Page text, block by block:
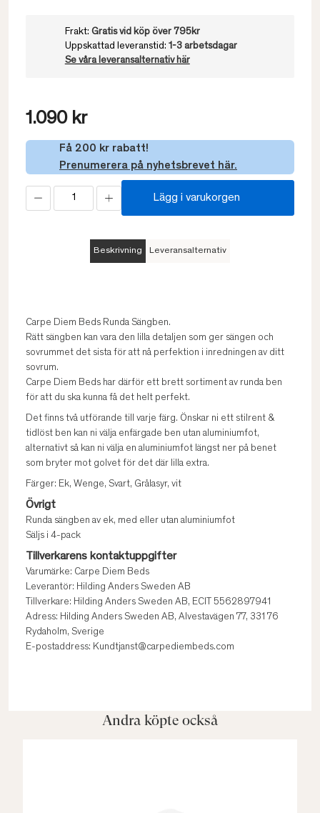
Frakt: Gratis vid köp över 795kr
Uppskattad leveranstid: 1-3 arbetsdagar
Se våra leveransalternativ här
1.090 kr
Få 200 kr rabatt!
Prenumerera på nyhetsbrevet här.
Lägg i varukorgen
Beskrivning Leveransalternativ
Carpe Diem Beds Runda Sängben.
Rätt sängben kan vara den lilla detaljen som ger sängen och
sovrummet det sista för att nå perfektion i inredningen av ditt
sovrum.
Carpe Diem Beds har därför ett brett sortiment av runda ben
för att du ska kunna få det helt perfekt.
Det finns två utförande till varje färg. Önskar ni ett stilrent &
tidlöst ben kan ni välja enfärgade ben utan aluminiumfot,
alternativt så kan ni välja en aluminiumfot längst ner på benet
som bryter mot golvet för det där lilla extra.
Färger: Ek, Wenge, Svart, Grålasyr, vit
Övrigt
Runda sängben av ek, med eller utan aluminiumfot
Säljs i 4-pack
Tillverkarens kontaktuppgifter
Varumärke: Carpe Diem Beds
Leverantör: Hilding Anders Sweden AB
Tillverkare: Hilding Anders Sweden AB, ECIT 5562897941
Adress: Hilding Anders Sweden AB, Alvestavägen 77, 331 76
Rydaholm, Sverige
E-postaddress: Kundtjanst@carpediembeds.com
Andra köpte också